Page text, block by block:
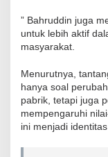
” Bahruddin juga
untuk lebih aktif
masyarakat.
Menurutnya,
hanya soal
pabrik, tetapi juga
mempengaruhi
ini menjadi